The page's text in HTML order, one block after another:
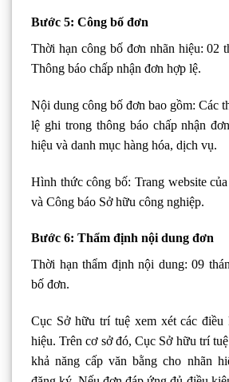
Bước 5: Công bố đơn
Thời hạn công bố đơn nhãn hiệu: 02
Thông báo chấp nhận đơn hợp lệ.
Nội dung công bố đơn bao gồm: Các
lệ ghi trong thông báo chấp nhận
hiệu và danh mục hàng hóa, dịch vụ.
Hình thức công bố: Trang website
và Công báo Sở hữu công nghiệp.
Bước 6: Thẩm định nội dung đơn
Thời hạn thẩm định nội dung: 09
bố đơn.
Cục Sở hữu trí tuệ xem xét các điều
hiệu. Trên cơ sở đó, Cục Sở hữu trí
khả năng cấp văn bằng cho nhãn